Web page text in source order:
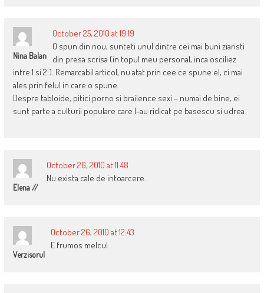
Nina Balan
October 25, 2010 at 19:19
O spun din nou, sunteti unul dintre cei mai buni ziaristi
din presa scrisa (in topul meu personal, inca osciliez
intre 1 si 2:). Remarcabil articol, nu atat prin cee ce spune el, ci mai
ales prin felul in care o spune.
Despre tabloide, pitici porno si brailence sexi – numai de bine, ei
sunt parte a culturii populare care l-au ridicat pe basescu si udrea.
Elena //
October 26, 2010 at 11:48
Nu exista cale de intoarcere.
Verzisorul
October 26, 2010 at 12:43
E frumos melcul.